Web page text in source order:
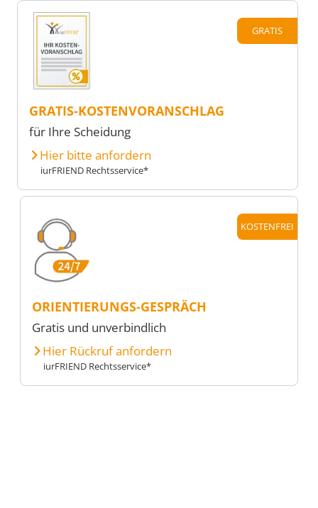
GRATIS
GRATIS-KOSTENVORANSCHLAG
für Ihre Scheidung
Hier bitte anfordern
iurFRIEND Rechtsservice*
KOSTENFREI
ORIENTIERUNGS-GESPRÄCH
Gratis und unverbindlich
Hier Rückruf anfordern
iurFRIEND Rechtsservice*